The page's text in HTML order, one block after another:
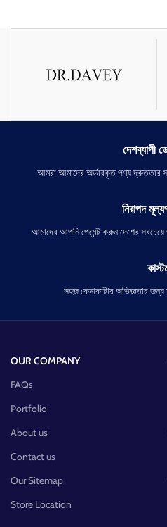
দেশব্যাপী
আমরা আমাদের অর্ডারকৃত পণ্য দ্রুততার
নিরাপদ
আমাদের আপনি পেমেন্ট করুন দেশের সবচেয়ে
সহজ কেনাকাটার অভিজ্ঞতার জন্য
OUR COMPANY
FAQs
Portfolio
About us
Contact us
Our Sitemap
Store Location